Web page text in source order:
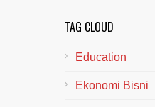
TAG CLOUD
Education
Ekonomi Bisni